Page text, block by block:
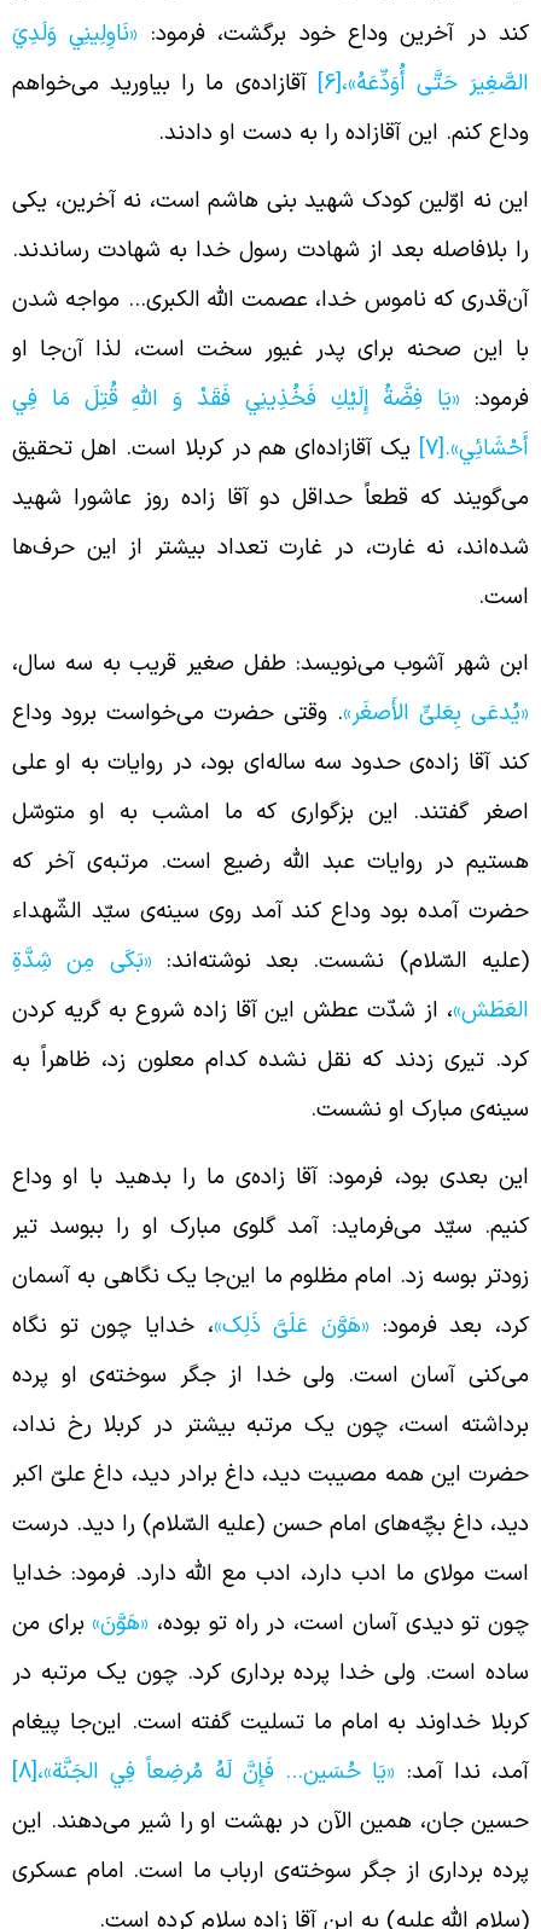
در آخرین وداع خود برگشت، فرمود:«نَاوِلِينِي وَلَدِيَ
حَتَّى أُوَدِّعَهُ»،[6] آقازاده‌ی ما را بیاورید می‌خواهم
کنم. این آقازاده را به دست او دادند.
نه اوّلین کودک شهید بنی هاشم است، نه آخرین، یکی
بلافاصله بعد از شهادت رسول خدا به شهادت رساندند.
که ناموس خدا، عصمت الله الکبری… مواجه شدن
این صحنه برای پدر غیور سخت است، لذا آن‌جا او
«يَا فِضَّةُ إِلَيْكِ فَخُذِينِي فَقَدْ وَ اللَّهِ قُتِلَ مَا فِي
[7] یک آقازاده‌ای هم در کربلا است. اهل تحقیق
که قطعاً حداقل دو آقا زاده روز عاشورا شهید
نه غارت، در غارت تعداد بیشتر از این حرف‌ها
شهر آشوب می‌نویسد: طفل صغیر قریب به سه سال،
بِعَلیٍّ الأَصغَر». وقتی حضرت می‌خواست برود وداع
آقا زاده‌‌ی حدود سه ساله‌ا‌ی بود، در روایات به او علی
گفتند. این بزگواری که ما امشب به او متوسّل
در روایات عبد الله رضیع است. ‌مرتبه‌ی آخر که
آمده بود وداع کند آمد روی سینه‌ی سیّد الشّهداء
السّلام) نشست. بعد نوشته‌اند: «بَکَی مِن شِدَّةِ
، از شدّت عطش این آقا زاده شروع به گریه کردن
تیری زدند که نقل نشده کدام معلون زد، ظاهراً به
مبارک او نشست.
بعدی بود، فرمود: آقا زاده‌ی ما را بدهید با او وداع
سیّد می‌فرماید: آمد گلوی مبارک او را ببوسد تیر
بوسه زد. امام مظلوم ما این‌جا یک نگاهی به آسمان
بعد فرمود:«هَوَّنَ عَلَیَّ ذَلِک»، خدایا چون تو نگاه
آسان است. ولی خدا از جگر سوخته‌ی او پرده
است، چون یک مرتبه بیشتر در کربلا رخ نداد،
این همه مصیبت دید، داغ برادر دید، داغ علیّ اکبر
داغ بچّه‌های امام حسن (علیه السّلام) را دید. درست
مولای ما ادب دارد، ادب مع الله دارد. فرمود: خدایا
تو دیدی آسان است، در راه تو بوده،«هَوَّنَ»برای من
است. ولی خدا پرده برداری کرد. چون یک مرتبه در
خداوند به امام ما تسلیت گفته است. این‌جا پیغام
ندا آمد:«يَا حُسَين… فَإِنَّ لَهُ مُرضِعاً فِي الجَنَّة»،[8]
جان، همین الآن در بهشت او را شیر می‌دهند. این
برداری از جگر سوخته‌ی ارباب ما است. امام عسکری
الله علیه) به این آقا زاده سلام کرده است.